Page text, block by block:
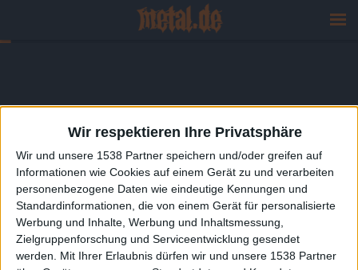
Wir respektieren Ihre Privatsphäre
Wir und unsere 1538 Partner speichern und/oder greifen auf
Informationen wie Cookies auf einem Gerät zu und verarbeiten
personenbezogene Daten wie eindeutige Kennungen und
Standardinformationen, die von einem Gerät für personalisierte
Werbung und Inhalte, Werbung und Inhaltsmessung,
Zielgruppenforschung und Serviceentwicklung gesendet
werden.
Mit Ihrer Erlaubnis dürfen wir und unsere 1538 Partner